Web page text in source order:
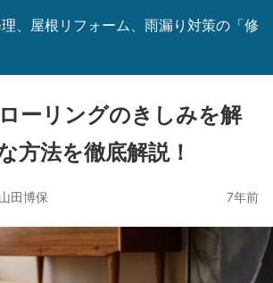
理、屋根リフォーム、雨漏り対策の「修
ーリングのきしみを解
方法を徹底解説！
田博保 7年前